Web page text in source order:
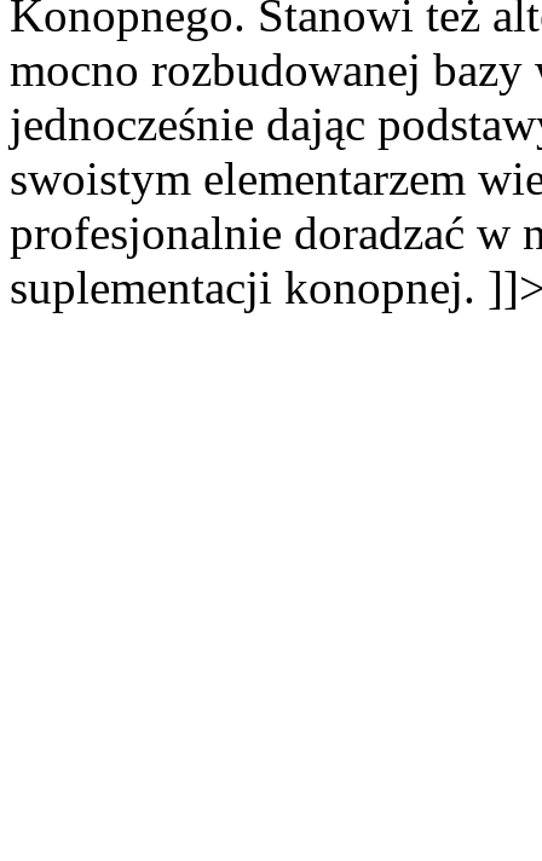
Konopnego. Stanowi też
mocno rozbudowanej
jednocześnie dając
swoistym elementarzem
profesjonalnie doradzać w
suplementacji konopnej.